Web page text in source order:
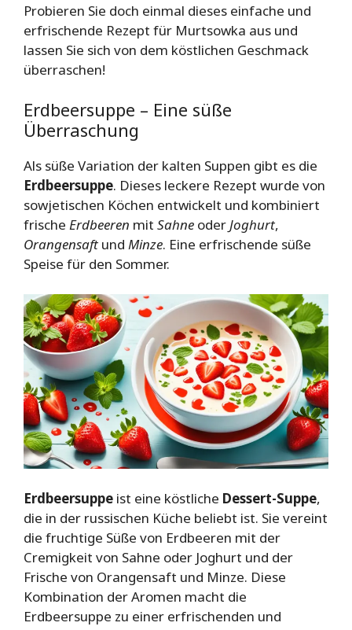
Probieren Sie doch einmal dieses einfache und
erfrischende Rezept für Murtsowka aus und
lassen Sie sich von dem köstlichen Geschmack
überraschen!
Erdbeersuppe – Eine süße
Überraschung
Als süße Variation der kalten Suppen gibt es die
Erdbeersuppe. Dieses leckere Rezept wurde von
sowjetischen Köchen entwickelt und kombiniert
frische Erdbeeren mit Sahne oderJoghurt,
Orangensaft und Minze. Eine erfrischende süße
Speise für den Sommer.
Erdbeersuppe ist eine köstliche Dessert-Suppe,
die in der russischen Küche beliebt ist. Sie vereint
die fruchtige Süße von Erdbeeren mit der
Cremigkeit von Sahne oder Joghurt und der
Frische von Orangensaft und Minze. Diese
Kombination der Aromen macht die
Erdbeersuppe zu einer erfrischenden und